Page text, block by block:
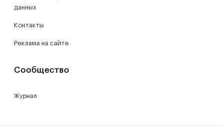
данных
Контакты
Реклама на сайте
Сообщество
Журнал